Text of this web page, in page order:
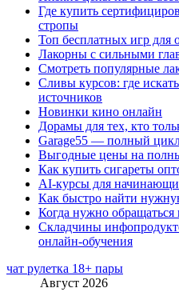
Где купить
стропы
Топ бесплатных игр для
Лакорны с сильными
Смотреть популярные
Сливы курсов: где
источников
Новинки кино онлайн
Дорамы для тех, кто
Garage55 — полный
Выгодные цены на
Как купить сигареты
AI-курсы для
Как быстро найти
Когда нужно обращаться
Складчины
онлайн-обучения
чат рулетка 18+ пары
Август 2026